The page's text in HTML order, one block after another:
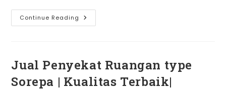
Continue Reading Pintu
Penyekat
Lebih
Modern
Jual Penyekat Ruangan type
Sorepa | Kualitas Terbaik|